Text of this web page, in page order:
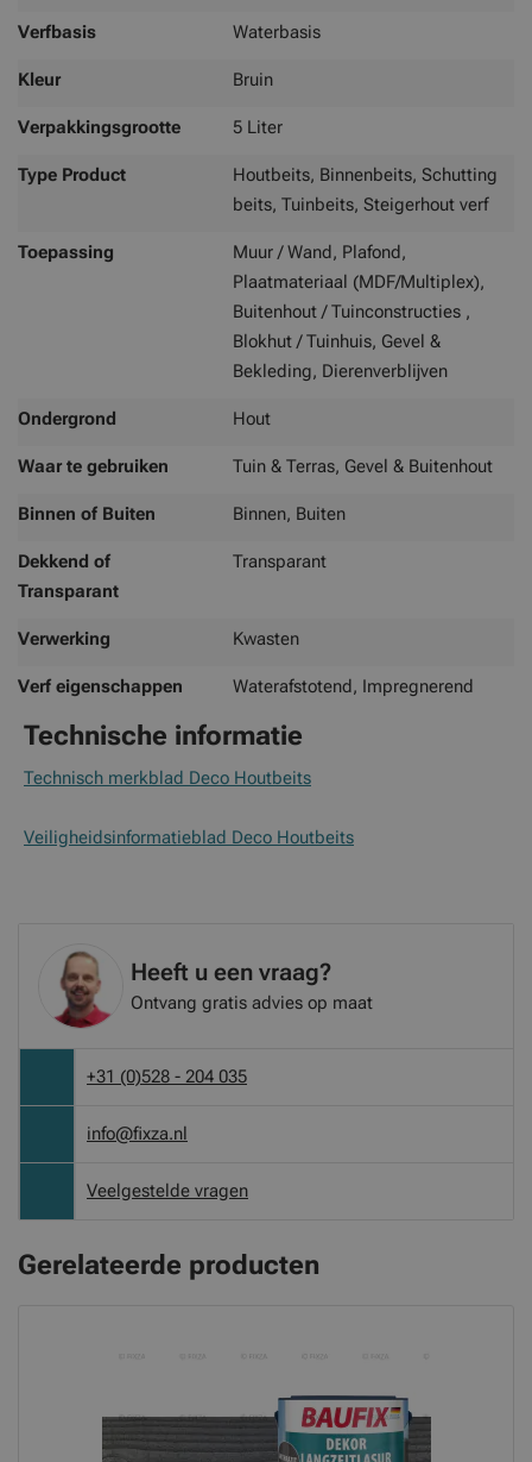
Verfbasis Waterbasis
Kleur Bruin
Verpakkingsgrootte 5 Liter
Type Product
Houtbeits, Binnenbeits, Schutting
beits, Tuinbeits, Steigerhout verf
Toepassing
Muur / Wand, Plafond,
Plaatmateriaal (MDF/Multiplex),
Buitenhout / Tuinconstructies ,
Blokhut / Tuinhuis, Gevel &
Bekleding, Dierenverblijven
Ondergrond Hout
Waar te gebruiken Tuin & Terras, Gevel & Buitenhout
Binnen of Buiten Binnen, Buiten
Dekkend of
Transparant
Transparant
Verwerking Kwasten
Verf eigenschappen Waterafstotend, Impregnerend
Technische informatie
Technisch merkblad Deco Houtbeits
Veiligheidsinformatieblad Deco Houtbeits
Heeft u een vraag?
Ontvang gratis advies op maat
+31 (0)528 - 204 035
info@fixza.nl
Veelgestelde vragen
Gerelateerde producten